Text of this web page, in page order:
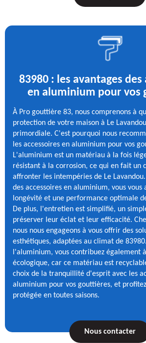
83980 : les avantages des
en aluminium pour vos
À Pro gouttière 83, nous comprenons à
protection de votre maison à Le
primordiale. C'est pourquoi nous
les accessoires en aluminium pour vos
L'aluminium est un matériau à la fois
résistant à la corrosion, ce qui en fait un
affronter les intempéries de Le
des accessoires en aluminium, vous vous
longévité et une performance optimale
De plus, l'entretien est simplifié, un
préserver leur éclat et leur efficacité.
nous nous engageons à vous offrir des
esthétiques, adaptées au climat de
l'aluminium, vous contribuez également
écologique, car ce matériau est
choix de la tranquillité d'esprit avec les
aluminium pour vos gouttières, et
protégée en toutes saisons.
Nous contacter